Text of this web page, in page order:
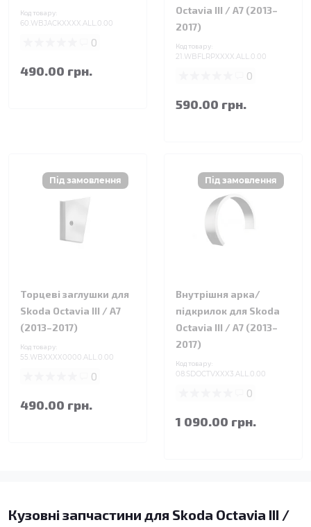
Код товару:
60.WBJACKXXXX.ALL.0.00
0
490.00 грн.
Octavia III / A7 (2013–
2017)
Код товару:
21.WBFLRPXXXX.ALL.0.00
0
590.00 грн.
Торцеві заглушки для
Skoda Octavia III / A7
(2013–2017)
Код товару:
55.WBXXXX0000.ALL.0.00
0
490.00 грн.
Внутрішня арка/
підкрилок для Skoda
Octavia III / A7 (2013–
2017)
Код товару:
08.SDOCTVXXX3.ALL.0.00
0
1 090.00 грн.
Кузовні запчастини для Skoda Octavia III /